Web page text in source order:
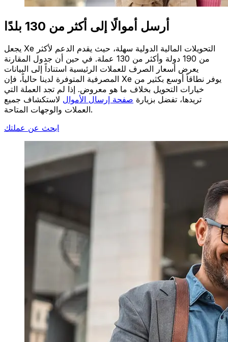
أرسل أموالًا إلى أكثر من 130 بلدًا
يجعل Xe التحويلات المالية الدولية سهلة، حيث يقدم الدعم لأكثر
من 190 دولة وأكثر من 130 عملة. في حين أن جدول المقارنة
يعرض أسعار الصرف للعملات الرئيسية استناداً إلى البيانات
المصرفية المتوفرة لدينا حالياً، فإن Xe يوفر نطاقاً أوسع بكثير من
خيارات التحويل بخلاف ما هو معروض. إذا لم تجد العملة التي
تريدها، تفضل بزيارة صفحة إرسال الأموال لاستكشاف جميع
العملات والوجهات المتاحة.
ابحث عن عملتك